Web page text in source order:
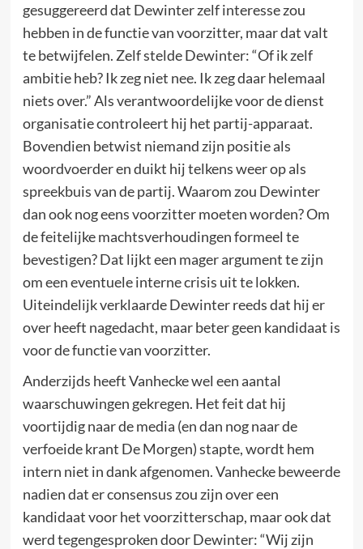
gesuggereerd dat Dewinter zelf interesse zou
hebben in de functie van voorzitter, maar dat valt
te betwijfelen. Zelf stelde Dewinter: “Of ik zelf
ambitie heb? Ik zeg niet nee. Ik zeg daar helemaal
niets over.” Als verantwoordelijke voor de dienst
organisatie controleert hij het partij-apparaat.
Bovendien betwist niemand zijn positie als
woordvoerder en duikt hij telkens weer op als
spreekbuis van de partij. Waarom zou Dewinter
dan ook nog eens voorzitter moeten worden? Om
de feitelijke machtsverhoudingen formeel te
bevestigen? Dat lijkt een mager argument te zijn
om een eventuele interne crisis uit te lokken.
Uiteindelijk verklaarde Dewinter reeds dat hij er
over heeft nagedacht, maar beter geen kandidaat is
voor de functie van voorzitter.
Anderzijds heeft Vanhecke wel een aantal
waarschuwingen gekregen. Het feit dat hij
voortijdig naar de media (en dan nog naar de
verfoeide krant De Morgen) stapte, wordt hem
intern niet in dank afgenomen. Vanhecke beweerde
nadien dat er consensus zou zijn over een
kandidaat voor het voorzitterschap, maar ook dat
werd tegengesproken door Dewinter: “Wij zijn